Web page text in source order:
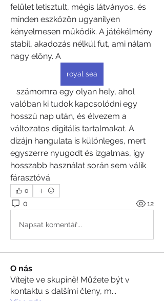
felület letisztult, mégis látványos, és
minden eszközön ugyanilyen
kényelmesen működik. A játékélmény
stabil, akadozás nélkül fut, ami nálam
nagy előny. A
royal sea
valóban ki tudok kapcsolódni egy
hosszú nap után, és élvezem a
változatos digitális tartalmakat. A
dizájn hangulata is különleges, mert
egyszerre nyugodt és izgalmas, így
hosszabb használat során sem válik
fárasztóvá.
0
0 12
Napsat komentář...
O nás
Vítejte ve skupině! Můžete být v
kontaktu s dalšími členy, m...